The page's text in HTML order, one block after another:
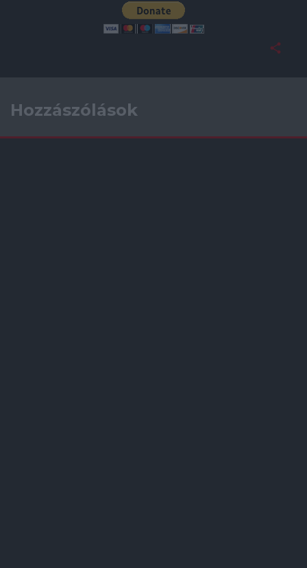
Hozzászólások